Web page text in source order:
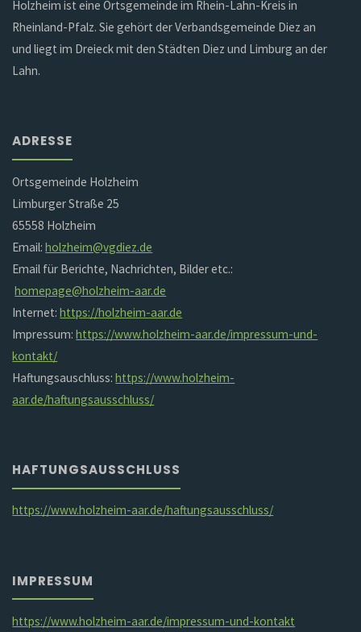
Holzheim ist eine Ortsgemeinde im Rhein-Lahn-Kreis in
Rheinland-Pfalz. Sie gehört der Verbandsgemeinde Diez an
und liegt im Dreieck mit den Städten Diez und Limburg an der
Lahn.
ADRESSE
Ortsgemeinde Holzheim
Limburger Straße 25
65558 Holzheim
Email:holzheim@vgdiez.de
Email für Berichte, Nachrichten, Bilder etc.:
homepage@holzheim-aar.de
Internet:https://holzheim-aar.de
Impressum:https://www.holzheim-aar.de/impressum-und-
kontakt/
Haftungsauschluss:https://www.holzheim-
aar.de/haftungsausschluss/
HAFTUNGSAUSSCHLUSS
https://www.holzheim-aar.de/haftungsausschluss/
IMPRESSUM
https://www.holzheim-aar.de/impressum-und-kontakt